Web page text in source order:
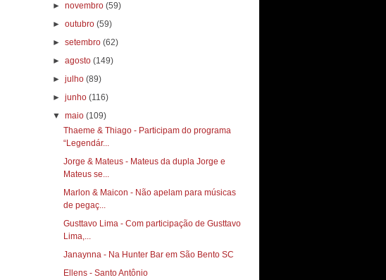
►novembro(59)
►outubro(59)
►setembro(62)
►agosto(149)
►julho(89)
►junho(116)
▼maio(109)
Thaeme & Thiago - Participam do programa
“Legendár...
Jorge & Mateus - Mateus da dupla Jorge e
Mateus se...
Marlon & Maicon - Não apelam para músicas
de pegaç...
Gusttavo Lima - Com participação de Gusttavo
Lima,...
Janaynna - Na Hunter Bar em São Bento SC
Ellens - Santo Antônio